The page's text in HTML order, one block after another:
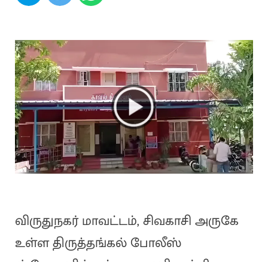
விருதுநகர் மாவட்டம், சிவகாசி அருகே
உள்ள திருத்தங்கல் போலீஸ்